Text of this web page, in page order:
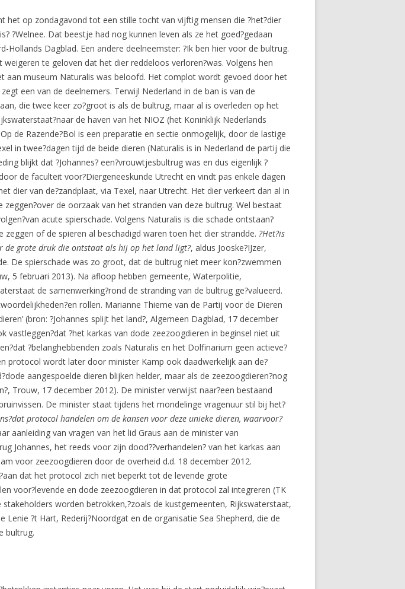
het op zondagavond tot een stille tocht van vijftig mensen die ?het?dier
?Welnee. Dat beestje had nog kunnen leven als ze het goed?gedaan
Dagblad. Een andere deelneemster: ?Ik ben hier voor de bultrug.
te geloven dat het dier reddeloos verloren?was. Volgens hen
aan museum Naturalis was beloofd. Het complot wordt gevoed door het
een van de deelnemers. Terwijl Nederland in de ban is van de
die twee keer zo?groot is als de bultrug, maar al is overleden op het
de haven van het NIOZ (het Koninklijk Nederlands
de Razende?Bol is een preparatie en sectie onmogelijk, door de lastige
in twee?dagen tijd de beide dieren (Naturalis is in Nederland de partij die
blijkt dat ?Johannes? een?vrouwtjesbultrug was en dus eigenlijk ?
de faculteit voor?Diergeneeskunde Utrecht en vindt pas enkele dagen
dier van de?zandplaat, via Texel, naar Utrecht. Het dier verkeert dan al in
de oorzaak van het stranden van deze bultrug. Wel bestaat
acute spierschade. Volgens Naturalis is die schade ontstaan?
of de spieren al beschadigd waren toen het dier strandde. ?Het?is
de grote druk die ontstaat als hij op het land ligt?, aldus Jooske?IJzer,
De spierschade was zo groot, dat de bultrug niet meer kon?zwemmen
5 februari 2013). Na afloop hebben gemeente, Waterpolitie,
de samenwerking?rond de stranding van de bultrug ge?valueerd.
rollen. Marianne Thieme van de Partij voor de Dieren
(bron: ?Johannes splijt het land?, Algemeen Dagblad, 17 december
?het karkas van dode zeezoogdieren in beginsel niet uit
?belanghebbenden zoals Naturalis en het Dolfinarium geen actieve?
protocol wordt later door minister Kamp ook daadwerkelijk aan de?
aangespoelde dieren blijken helder, maar als de zeezoogdieren?nog
Trouw, 17 december 2012). De minister verwijst naar?een bestaand
De minister staat tijdens het mondelinge vragenuur stil bij het?
protocol handelen om de kansen voor deze unieke dieren, waarvoor?
aanleiding van vragen van het lid Graus aan de minister van
Johannes, het reeds voor zijn dood??verhandelen? van het karkas aan
voor zeezoogdieren door de overheid d.d. 18 december 2012.
dat het protocol zich niet beperkt tot de levende grote
voor?levende en dode zeezoogdieren in dat protocol zal integreren (TK
worden betrokken,?zoals de kustgemeenten, Rijkswaterstaat,
?t Hart, Rederij?Noordgat en de organisatie Sea Shepherd, die de
bultrug.